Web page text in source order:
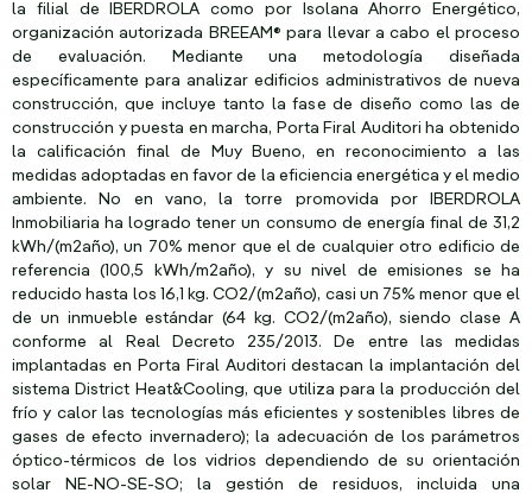
la filial de IBERDROLA como por Isolana Ahorro Energético,
organización autorizada BREEAM® para llevar a cabo el proceso
de evaluación. Mediante una metodología diseñada
específicamente para analizar edificios administrativos de nueva
construcción, que incluye tanto la fase de diseño como las de
construcción y puesta en marcha, Porta Firal Auditori ha obtenido
la calificación final de Muy Bueno, en reconocimiento a las
medidas adoptadas en favor de la eficiencia energética y el medio
ambiente. No en vano, la torre promovida por IBERDROLA
Inmobiliaria ha logrado tener un consumo de energía final de 31,2
kWh/(m2año), un 70% menor que el de cualquier otro edificio de
referencia (100,5 kWh/m2año), y su nivel de emisiones se ha
reducido hasta los 16,1 kg. CO2/(m2año), casi un 75% menor que el
de un inmueble estándar (64 kg. CO2/(m2año), siendo clase A
conforme al Real Decreto 235/2013. De entre las medidas
implantadas en Porta Firal Auditori destacan la implantación del
sistema District Heat&Cooling, que utiliza para la producción del
frío y calor las tecnologías más eficientes y sostenibles libres de
gases de efecto invernadero); la adecuación de los parámetros
óptico-térmicos de los vidrios dependiendo de su orientación
solar NE-NO-SE-SO; la gestión de residuos, incluida una